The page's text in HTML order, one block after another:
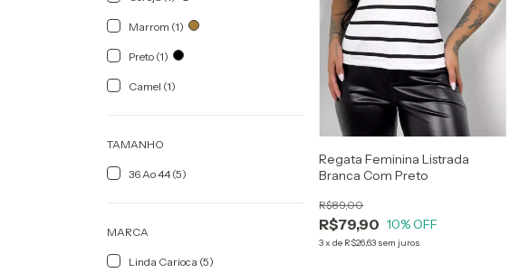
Marrom (1)
Preto (1)
Camel (1)
TAMANHO
36 Ao 44 (5)
MARCA
Linda Carioca (5)
Regata Feminina Listrada
Branca Com Preto
R$79,90
R$89,00
10% OFF
3xde R$26,63 sem juros